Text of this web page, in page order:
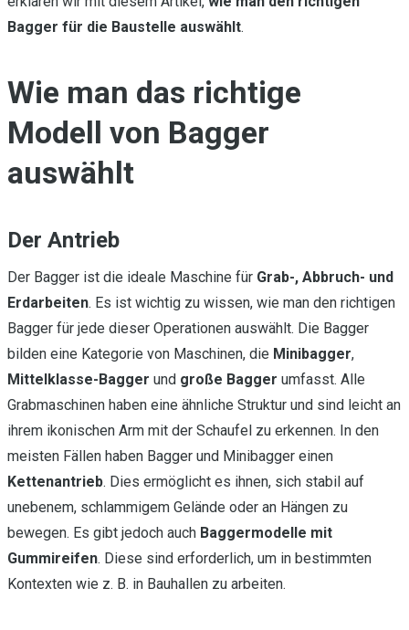
Bagger für die Baustelle auswählt.
Wie man das richtige
Modell von Bagger
auswählt
Der Antrieb
Der Bagger ist die ideale Maschine für Grab-, Abbruch- und
Erdarbeiten. Es ist wichtig zu wissen, wie man den richtigen
Bagger für jede dieser Operationen auswählt. Die Bagger
bilden eine Kategorie von Maschinen, die Minibagger,
Mittelklasse-Bagger und große Bagger umfasst. Alle
Grabmaschinen haben eine ähnliche Struktur und sind leicht an
ihrem ikonischen Arm mit der Schaufel zu erkennen. In den
meisten Fällen haben Bagger und Minibagger einen
Kettenantrieb. Dies ermöglicht es ihnen, sich stabil auf
unebenem, schlammigem Gelände oder an Hängen zu
bewegen. Es gibt jedoch auch Baggermodelle mit
Gummireifen. Diese sind erforderlich, um in bestimmten
Kontexten wie z. B. in Bauhallen zu arbeiten.